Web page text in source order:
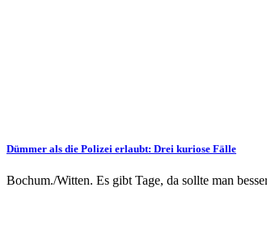
Dümmer als die Polizei erlaubt: Drei kuriose Fälle
Bochum./Witten. Es gibt Tage, da sollte man